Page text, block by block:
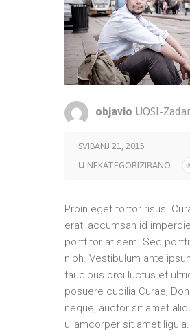
objavio UOSI-Zadar
SVIBANJ 21, 2015
U NEKATEGORIZIRANO
Proin eget tortor risus.
erat, accumsan id
porttitor at sem. Sed
nibh. Vestibulum ante
faucibus orci luctus et
posuere cubilia Curae;
neque, auctor sit amet
ullamcorper sit amet